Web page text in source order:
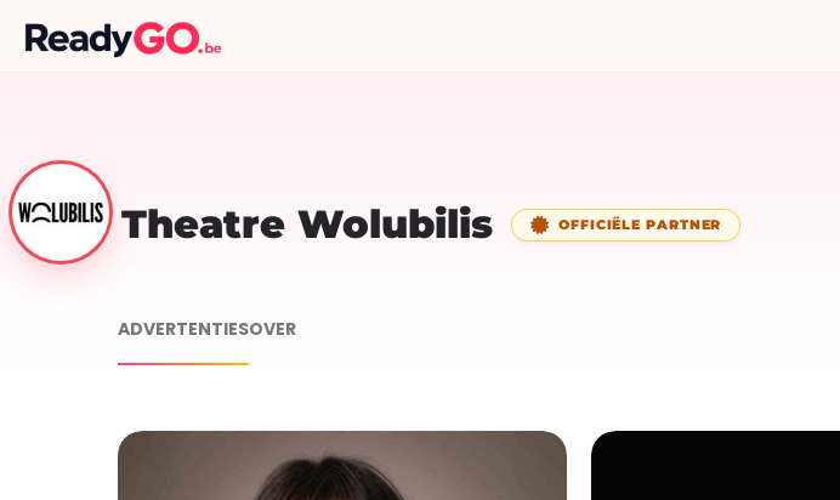
Theatre Wolubilis OFFICIËLE PARTNER
ADVERTENTIESOVER